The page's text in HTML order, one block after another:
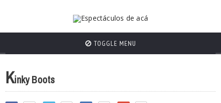
TOGGLE MENU
Kinky Boots